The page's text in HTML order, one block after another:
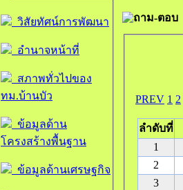
วิสัยทัศน์การพัฒนา
อำนาจหน้าที่
สภาพทั่วไปของ
ทม.บ้านบัว
ข้อมูลด้าน
โครงสร้างพื้นฐาน
ข้อมูลด้านเศรษฐกิจ
ถาม-ตอบ
PREV 1 2
ลำดับที่
1
2
3